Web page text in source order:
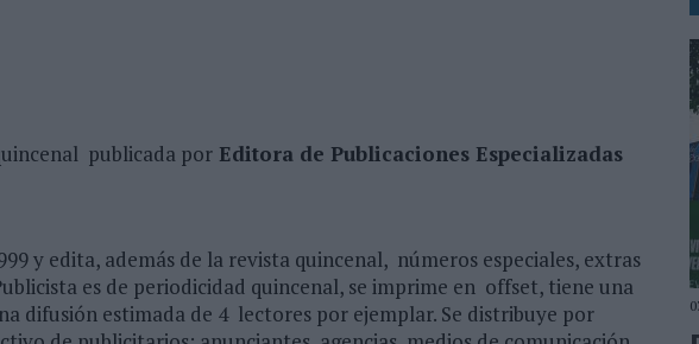
publicada por Editora de Publicaciones Especializadas
y edita, además de la revista quincenal, números especiales, extras
es de periodicidad quincenal, se imprime en offset, tiene una
difusión estimada de 4 lectores por ejemplar. Se distribuye por